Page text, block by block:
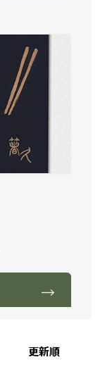
更新順